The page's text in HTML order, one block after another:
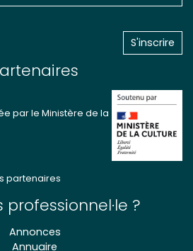
par le Ministère de la
partenaires
professionnel·le ?
Annonces
Annuaire